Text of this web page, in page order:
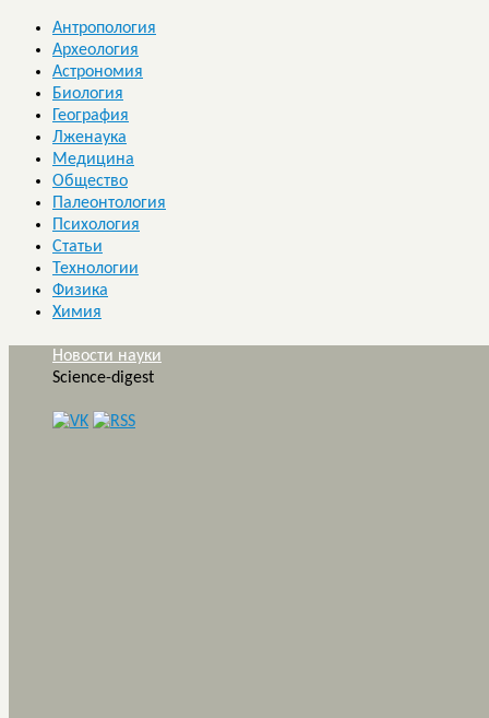
Антропология
Археология
Астрономия
Биология
География
Лженаука
Медицина
Общество
Палеонтология
Психология
Статьи
Технологии
Физика
Химия
Новости науки
Science-digest